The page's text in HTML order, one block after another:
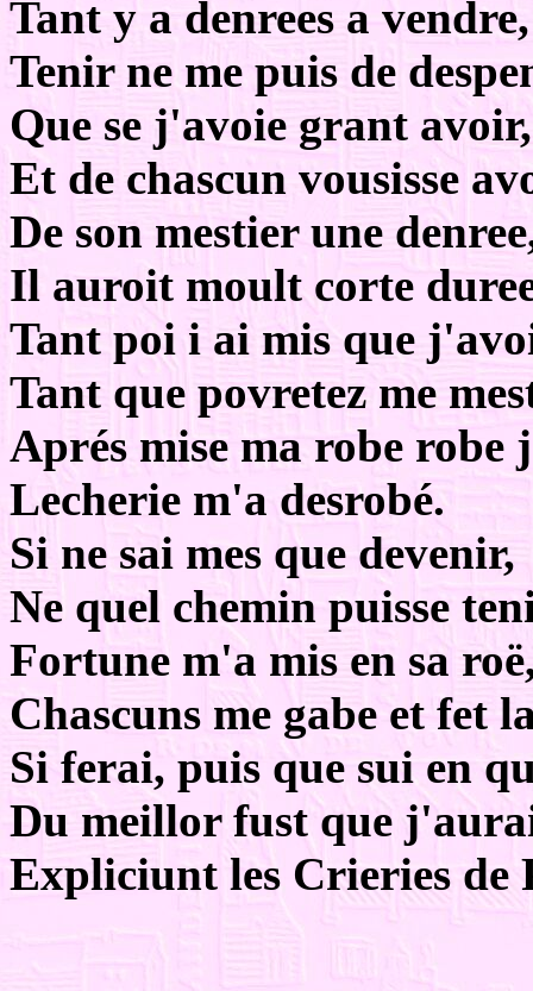
Tant y a denrees a vendre,
Tenir ne me puis de
Que se j'avoie grant avoir,
Et de chascun vousisse
De son mestier une
Il auroit moult corte
Tant poi i ai mis que
Tant que povretez me
Aprés mise ma robe robe
Lecherie m'a desrobé.
Si ne sai mes que devenir,
Ne quel chemin puisse
Fortune m'a mis en sa
Chascuns me gabe et fet
Si ferai, puis que sui en
Du meillor fust que
Expliciunt les Crieries de